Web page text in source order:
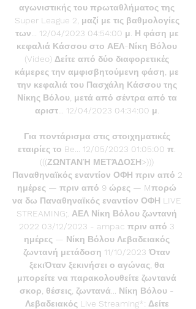
αγωνιστικής του πρωταθλήματος της
Super League 2, μαζί με τις βαθμολογίες
των... 12/04/2023 04:54:00 μ. Η φάση με
κεφαλιά Κάσσου στο ΑΕΛ-Νίκη Βόλου
(Video) Δείτε από δύο διαφορετικές
κάμερες την αμφισβητούμενη φάση, με
την κεφαλιά του Πασχάλη Κάσσου της
Νίκης Βόλου, μετά από σέντρα από τα
αριστ... 12/04/2023 04:34:00 μ.
Για ποντάρισμα στις στοιχηματικές
εταιρίες το Be... 12/05/2023 01:05:00 π.
(((ΖΩΝΤΑΝΉ ΜΕΤΆΔΟΣΗ>)))
Παναθηναϊκός εναντίον ΟΦΗ πριν από 2
ημέρες — πριν από 9 ώρες — Mπορώ
να δω Παναθηναϊκός εναντίον ΟΦΗ LIVE
STREAMING;. ΑΕΛ Νίκη Βόλου ζωντανή
2022 03/12/2023 - ampac πριν από 3
ημέρες — Νίκη Βόλου Λεβαδειακός
ζωντανή μετάδοση 11/10/2023 Όταν
ξεκιΌταν ξεκινήσει ο αγώνας, θα
μπορείτε να παρακολουθείτε ζωντανά
σκορ, θέσεις, ζωντανά... Νίκη Βόλου -
Λεβαδειακός Live Streaming*: Δείτε